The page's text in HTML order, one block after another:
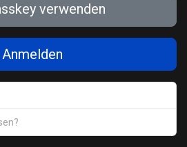
verwenden
Anmelden